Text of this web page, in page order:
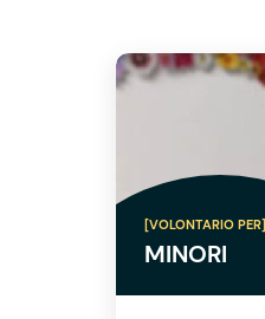
[VOLONTARIO PER]
MINORI